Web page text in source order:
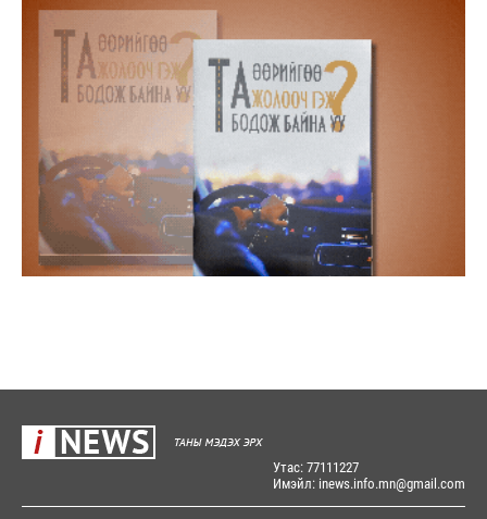
Утас: 77111227
Имэйл: inews.info.mn@gmail.com